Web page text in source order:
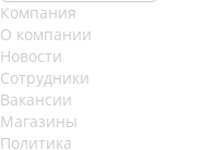
Компания
О компании
Новости
Сотрудники
Вакансии
Магазины
Политика